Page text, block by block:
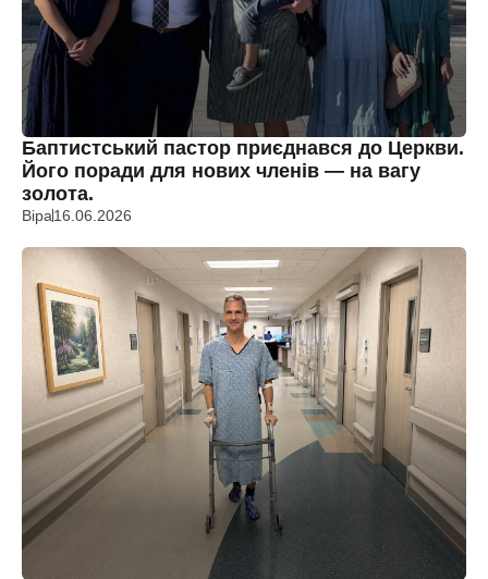
Баптистський пастор приєднався до Церкви.
Його поради для нових членів — на вагу
золота.
Віра16.06.2026